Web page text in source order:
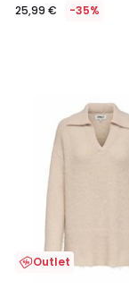
25,99 € -35%
Outlet